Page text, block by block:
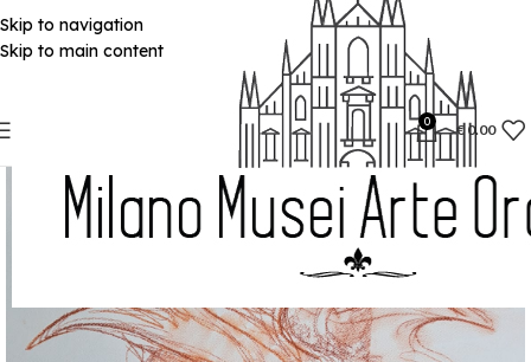
Skip to navigation
Skip to main content
0 € 0.00